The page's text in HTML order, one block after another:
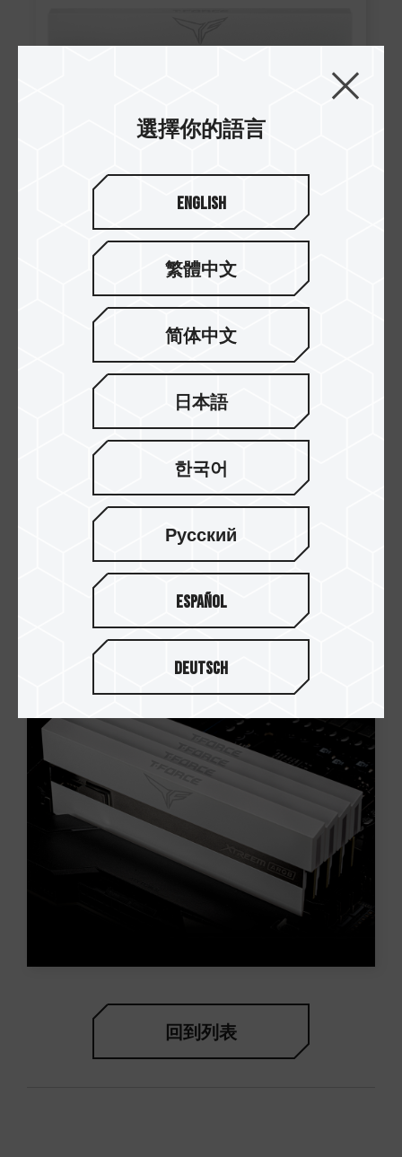
回到列表
選擇你的語言
English
繁體中文
简体中文
日本語
한국어
Русский
Español
Deutsch